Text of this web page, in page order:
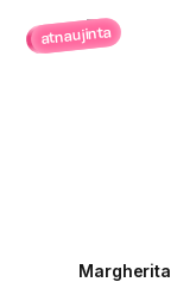
atnaujinta
Margherita